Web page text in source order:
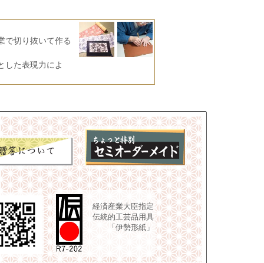
で切り抜いて作る
した表現力によ
経済産業大臣指定
伝統的工芸品用具
「伊勢形紙」